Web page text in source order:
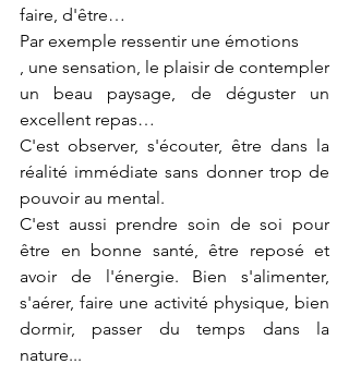
faire, d'être…
Par exemple ressentir une émotions
, une sensation, le plaisir de contempler
un beau paysage, de déguster un
excellent repas…
C'est observer, s'écouter, être dans la
réalité immédiate sans donner trop de
pouvoir au mental.
C'est aussi prendre soin de soi pour
être en bonne santé, être reposé et
avoir de l'énergie. Bien s'alimenter,
s'aérer, faire une activité physique, bien
dormir, passer du temps dans la
nature...